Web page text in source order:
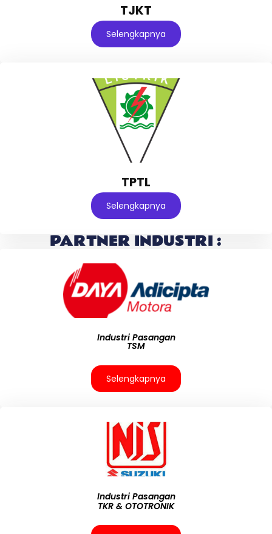
TJKT
Selengkapnya
TPTL
Selengkapnya
PARTNER INDUSTRI :
Industri Pasangan
TSM
Selengkapnya
Industri Pasangan
TKR & OTOTRONIK